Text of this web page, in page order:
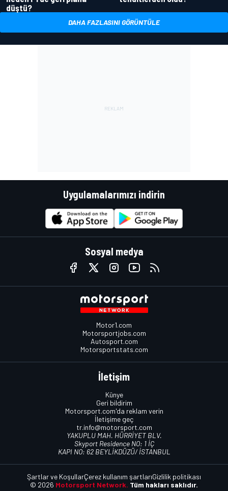
düştü?
DAHA FAZLASINI GÖRÜNTÜLE
Uygulamalarımızı indirin
Sosyal medya
Motor1.com
Motorsportjobs.com
Autosport.com
Motorsportstats.com
İletişim
Künye
Geri bildirim
Motorsport.com'da reklam verin
İletişime geç
tr.info@motorsport.com
YAKUPLU MAH. HÜRRİYET BLV.
Skyport Residence NO: 1 İÇ
KAPI NO: 62 BEYLİKDÜZÜ/ İSTANBUL
© 2026 Motorsport Network. Tüm hakları saklıdır.
Şartlar ve KoşullarÇerez kullanım şartlarıGizlilik politikası